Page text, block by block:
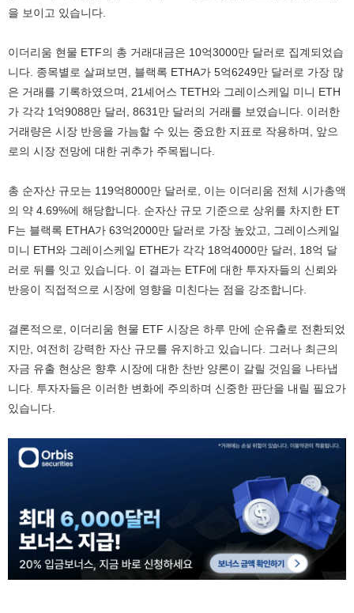
을 보이고 있습니다.
이더리움 현물 ETF의 총 거래대금은 10억3000만 달러로 집계되었습
니다. 종목별로 살펴보면, 블랙록 ETHA가 5억6249만 달러로 가장 많
은 거래를 기록하였으며, 21셰어스 TETH와 그레이스케일 미니 ETH
가 각각 1억9088만 달러, 8631만 달러의 거래를 보였습니다. 이러한
거래량은 시장 반응을 가늠할 수 있는 중요한 지표로 작용하며, 앞으
로의 시장 전망에 대한 귀추가 주목됩니다.
총 순자산 규모는 119억8000만 달러로, 이는 이더리움 전체 시가총액
의 약 4.69%에 해당합니다. 순자산 규모 기준으로 상위를 차지한 ET
F는 블랙록 ETHA가 63억2000만 달러로 가장 높았고, 그레이스케일
미니 ETH와 그레이스케일 ETHE가 각각 18억4000만 달러, 18억 달
러로 뒤를 잇고 있습니다. 이 결과는 ETF에 대한 투자자들의 신뢰와
반응이 직접적으로 시장에 영향을 미친다는 점을 강조합니다.
결론적으로, 이더리움 현물 ETF 시장은 하루 만에 순유출로 전환되었
지만, 여전히 강력한 자산 규모를 유지하고 있습니다. 그러나 최근의
자금 유출 현상은 향후 시장에 대한 찬반 양론이 갈릴 것임을 나타냅
니다. 투자자들은 이러한 변화에 주의하며 신중한 판단을 내릴 필요가
있습니다.